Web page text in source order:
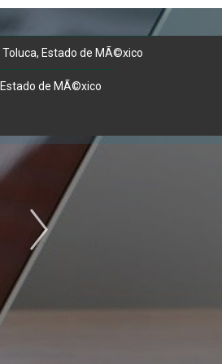
Toluca, Estado de MÃ©xico
de MÃ©xico